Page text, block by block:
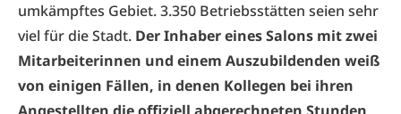
umkämpftes Gebiet. 3.350 Betriebsstätten seien sehr
viel für die Stadt. Der Inhaber eines Salons mit zwei
Mitarbeiterinnen und einem Auszubildenden weiß
von einigen Fällen, in denen Kollegen bei ihren